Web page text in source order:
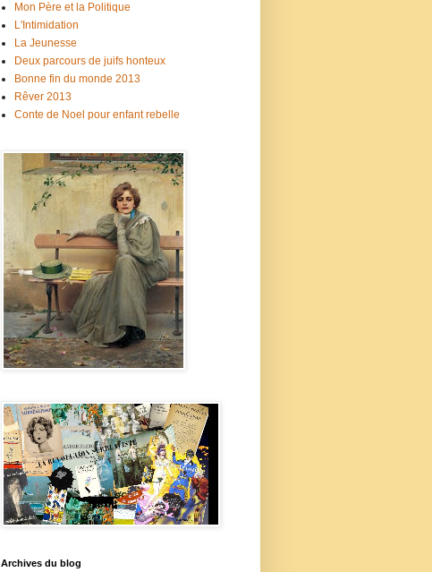
Mon Père et la Politique
L'Intimidation
La Jeunesse
Deux parcours de juifs honteux
Bonne fin du monde 2013
Rêver 2013
Conte de Noel pour enfant rebelle
Archives du blog